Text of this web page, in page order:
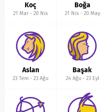
Koç
21 Mar -20 Nis
Boğa
21 Nis- 20 May
Aslan
23 Tem -23 Ağu
Başak
24 Ağu- 23 Eyl